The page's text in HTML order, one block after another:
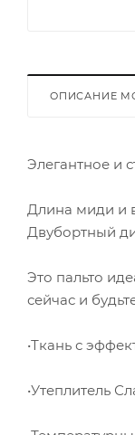
ОПИСАНИЕ
Элегантное и
Длина миди и
Двубортный
Это пальто
сейчас и
•Ткань с
•Утеплитель